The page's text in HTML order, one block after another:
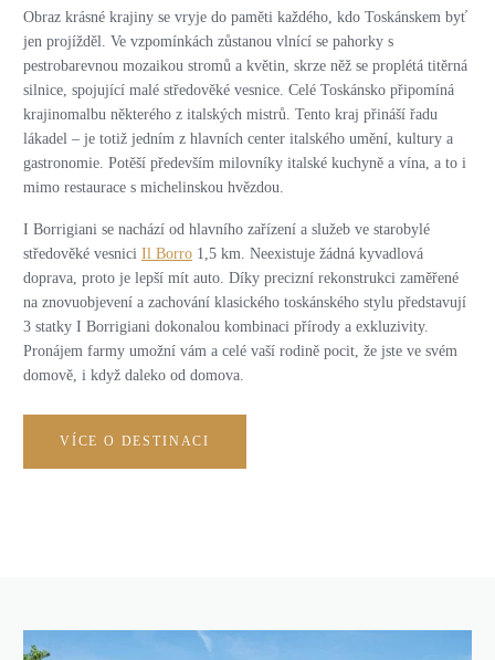
Obraz krásné krajiny se vryje do paměti každého, kdo Toskánskem byť
jen projížděl. Ve vzpomínkách zůstanou vlnící se pahorky s
pestrobarevnou mozaikou stromů a květin, skrze něž se proplétá titěrná
silnice, spojující malé středověké vesnice. Celé Toskánsko připomíná
krajinomalbu některého z italských mistrů. Tento kraj přináší řadu
lákadel – je totiž jedním z hlavních center italského umění, kultury a
gastronomie. Potěší především milovníky italské kuchyně a vína, a to i
mimo restaurace s michelinskou hvězdou.
I Borrigiani se nachází od hlavního zařízení a služeb ve starobylé
středověké vesnici Il Borro 1,5 km. Neexistuje žádná kyvadlová
doprava, proto je lepší mít auto. Díky precizní rekonstrukci zaměřené
na znovuobjevení a zachování klasického toskánského stylu představují
3 statky I Borrigiani dokonalou kombinaci přírody a exkluzivity.
Pronájem farmy umožní vám a celé vaší rodině pocit, že jste ve svém
domově, i když daleko od domova.
VÍCE O DESTINACI